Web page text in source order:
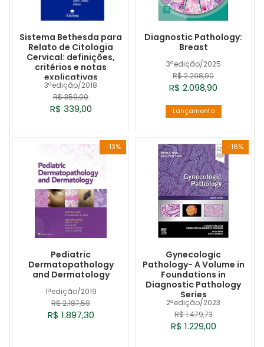
3ªedição/2018
Sistema Bethesda para
Relato de Citologia
Cervical: definições,
critérios e notas
explicativas
R$ 359,00
R$ 339,00
3ªedição/2025
Diagnostic Pathology:
Breast
R$ 2.298,90
R$ 2.098,90
Lançamento
-13%
1ªedição/2019
Pediatric
Dermatopathology
and Dermatology
R$ 2.187,50
R$ 1.897,30
-16%
2ªedição/2023
Gynecologic
Pathology- A Volume in
Foundations in
Diagnostic Pathology
Series
R$ 1.479,73
R$ 1.229,00